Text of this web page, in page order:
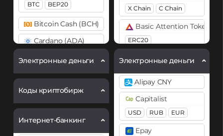
BTC BEP20
Bitcoin Cash (BCH)
Cardano (ADA)
Chainlink (LINK)
Cosmos (ATOM)
Ethereum (ETH)
BEP20 ERC20
Электронные деньги
Коды криптобирж
Интернет-банкинг
X Chain C Chain
Basic Attention Token
ERC20
Binance Coin (BNB)
BEP20 BEP2
Bitcoin (BTC)
BTC
BEP20
Lightning
OP
ARB
AVAXC
Электронные деньги
Alipay CNY
Capitalist
USD RUB EUR
Epay